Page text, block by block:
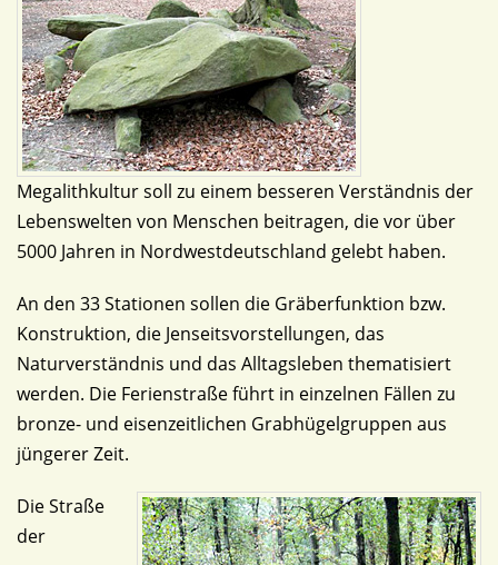
Megalithkultur soll zu einem besseren Verständnis der
Lebenswelten von Menschen beitragen, die vor über
5000 Jahren in Nordwestdeutschland gelebt haben.
An den 33 Stationen sollen die Gräberfunktion bzw.
Konstruktion, die Jenseitsvorstellungen, das
Naturverständnis und das Alltagsleben thematisiert
werden. Die Ferienstraße führt in einzelnen Fällen zu
bronze- und eisenzeitlichen Grabhügelgruppen aus
jüngerer Zeit.
Die Straße
der